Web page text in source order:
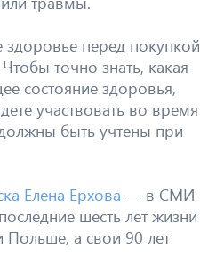
перед покупкой
точно знать, какая
состояние здоровья,
участвовать во время
быть учтены при
Елена Ерхова — в СМИ
шесть лет жизни
Польше, а свои 90 лет